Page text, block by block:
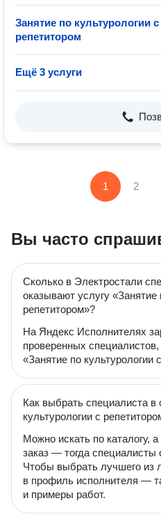
Занятие по культурологии с
репетитором
Ещё 3 услуги
1 2
Вы часто
Сколько в Электростали
оказывают услугу «Занятие
репетитором»?
На Яндекс Исполнителях
проверенных
«Занятие по культурологии
Как выбрать специалиста в
культурологии с
Можно искать по каталогу,
заказ — тогда специалисты
Чтобы выбрать лучшего из
в профиль исполнителя —
и примеры работ.